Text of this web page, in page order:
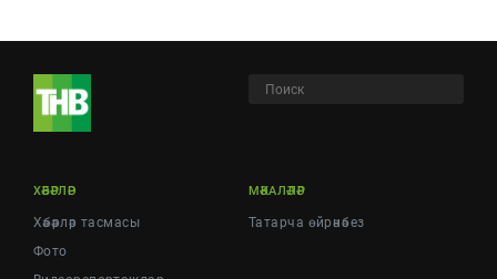
ХӘБӘРЛӘР
Хәбәрләр тасмасы
Фото
МӘКАЛӘЛӘР
Татарча өйрәнәбез